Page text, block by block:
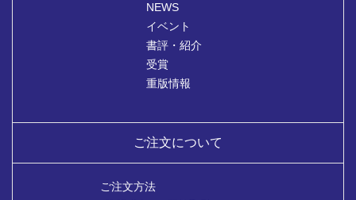
NEWS
イベント
書評・紹介
受賞
重版情報
ご注文について
ご注文方法